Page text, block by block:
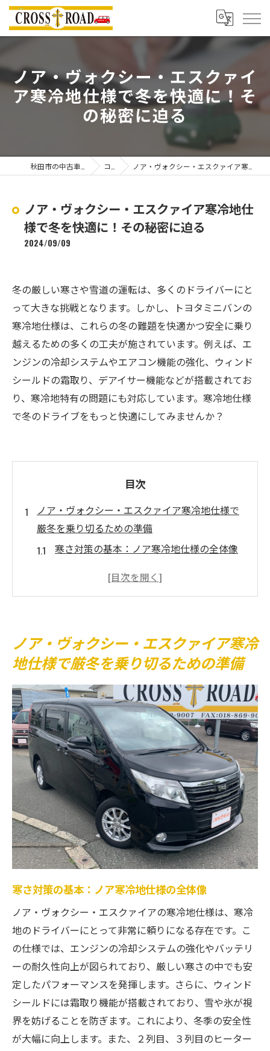
ノア・ヴォクシー・エスクァイ
ア寒冷地仕様で冬を快適に！そ
の秘密に迫る
コラム ノア・ヴォクシー・エスクァイア寒冷地仕様で冬を快適に！その秘密に迫る
ノア・ヴォクシー・エスクァイア寒冷地仕
様で冬を快適に！その秘密に迫る
2024/09/09
冬の厳しい寒さや雪道の運転は、多くのドライバーにと
って大きな挑戦となります。しかし、トヨタミニバンの
寒冷地仕様は、これらの冬の難題を快適かつ安全に乗り
越えるための多くの工夫が施されています。例えば、エ
ンジンの冷却システムやエアコン機能の強化、ウィンド
シールドの霜取り、デアイサー機能などが搭載されてお
り、寒冷地特有の問題にも対応しています。寒冷地仕様
で冬のドライブをもっと快適にしてみませんか？
目次
ノア・ヴォクシー・エスクァイア寒冷地仕様で
厳冬を乗り切るための準備
寒さ対策の基本：ノア寒冷地仕様の全体像
準備万端！ノア寒冷地仕様の点検ポイント
ント）
寒冷地仕様 フロントガラス、ドアミラー
フロントガラスへ雪だまりや吹雪に対して
の対策
ヒーター付きドアミラー
寒冷地の冬の車内も快適に！エアコンの暖房機
能も強化！
標準仕様は異なったエアコン機能
後席（２列目、３列目）の車内温度にも配
慮された仕様
寒冷地仕様で雪道も安全に快適にドライブ
雪道での安心感を提供するノア寒冷地仕様
寒冷地でも安全性が大幅に向上し、安心し
寒冷地仕様の技術がもたらす快適さと安全
性で、冬のドライブは新たな楽しみとなる
でしょう。
ノア・ヴォクシー・エスクァイア寒冷
地仕様で厳冬を乗り切るための準備
寒さ対策の基本：ノア寒冷地仕様の全体像
ノア・ヴォクシー・エスクァイアの寒冷地仕様は、寒冷
地のドライバーにとって非常に頼りになる存在です。こ
の仕様では、エンジンの冷却システムの強化やバッテリ
ーの耐久性向上が図られており、厳しい寒さの中でも安
定したパフォーマンスを発揮します。さらに、ウィンド
シールドには霜取り機能が搭載されており、雪や氷が視
界を妨げることを防ぎます。これにより、冬季の安全性
が大幅に向上します。また、２列目、３列目のヒーター